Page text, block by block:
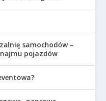
samochodów –
pojazdów